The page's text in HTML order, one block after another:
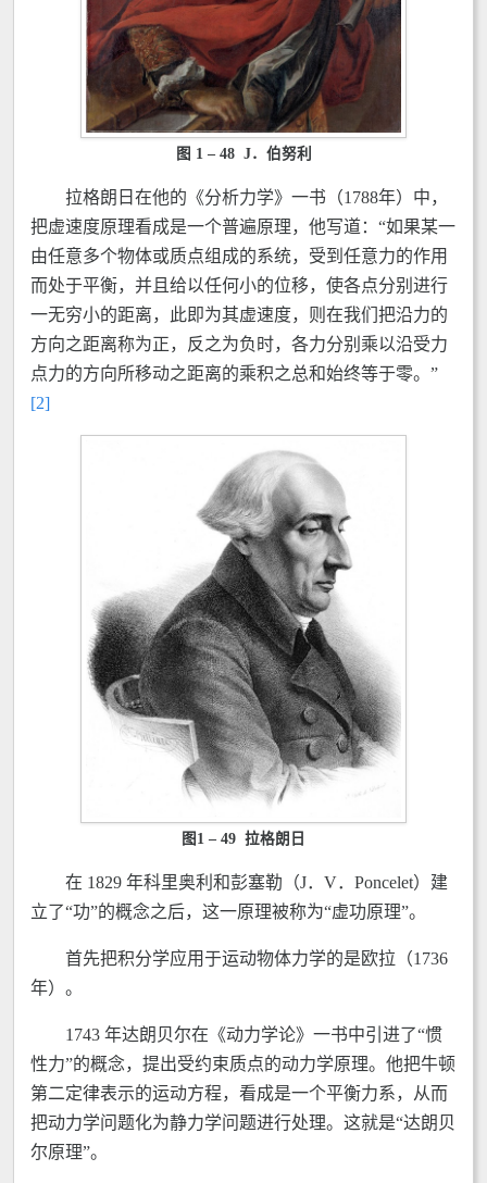
图 1 – 48 J．伯努利
拉格朗日在他的《分析力学》一书（1788年）中，
把虚速度原理看成是一个普遍原理，他写道：“如果某一
由任意多个物体或质点组成的系统，受到任意力的作用
而处于平衡，并且给以任何小的位移，使各点分别进行
一无穷小的距离，此即为其虚速度，则在我们把沿力的
方向之距离称为正，反之为负时，各力分别乘以沿受力
点力的方向所移动之距离的乘积之总和始终等于零。”
[2]
图1 – 49 拉格朗日
在 1829 年科里奥利和彭塞勒（J．V．Poncelet）建
立了“功”的概念之后，这一原理被称为“虚功原理”。
首先把积分学应用于运动物体力学的是欧拉（1736
年）。
1743 年达朗贝尔在《动力学论》一书中引进了“惯
性力”的概念，提出受约束质点的动力学原理。他把牛顿
第二定律表示的运动方程，看成是一个平衡力系，从而
把动力学问题化为静力学问题进行处理。这就是“达朗贝
尔原理”。